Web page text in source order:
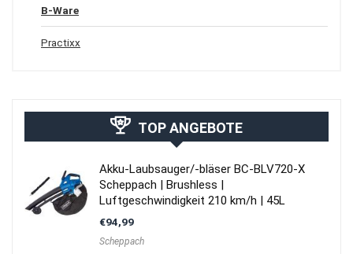
B-Ware
Practixx
TOP ANGEBOTE
Akku-Laubsauger/-bläser BC-BLV720-X
Scheppach | Brushless |
Luftgeschwindigkeit 210 km/h | 45L
€94,99
Scheppach